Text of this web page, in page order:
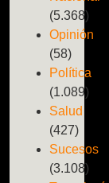
(5.368)
Opinión
(58)
Política
(1.089)
Salud
(427)
Sucesos
(3.108)